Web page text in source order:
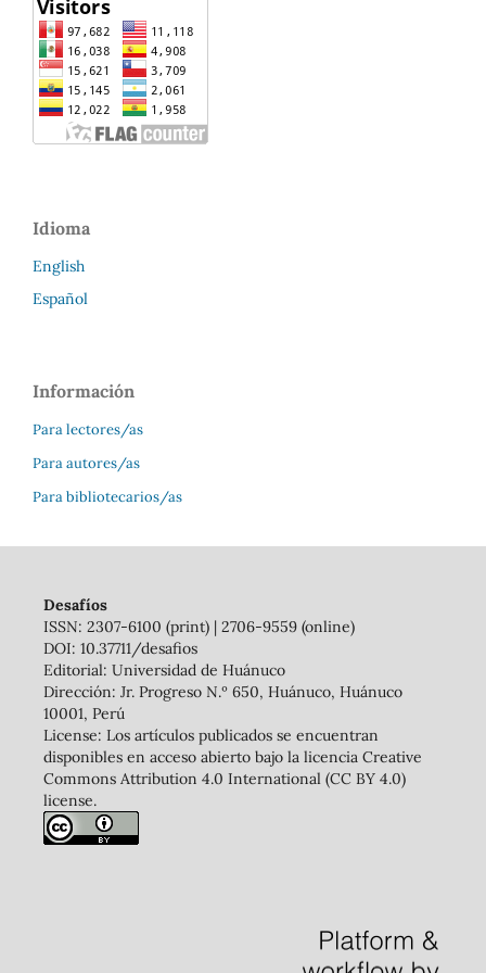
Idioma
English
Español
Información
Para lectores/as
Para autores/as
Para bibliotecarios/as
Desafíos
ISSN: 2307-6100 (print) | 2706-9559 (online)
DOI: 10.37711/desafios
Editorial: Universidad de Huánuco
Dirección: Jr. Progreso N.º 650, Huánuco, Huánuco
10001, Perú
License: Los artículos publicados se encuentran
disponibles en acceso abierto bajo la licencia Creative
Commons Attribution 4.0 International (CC BY 4.0)
license.